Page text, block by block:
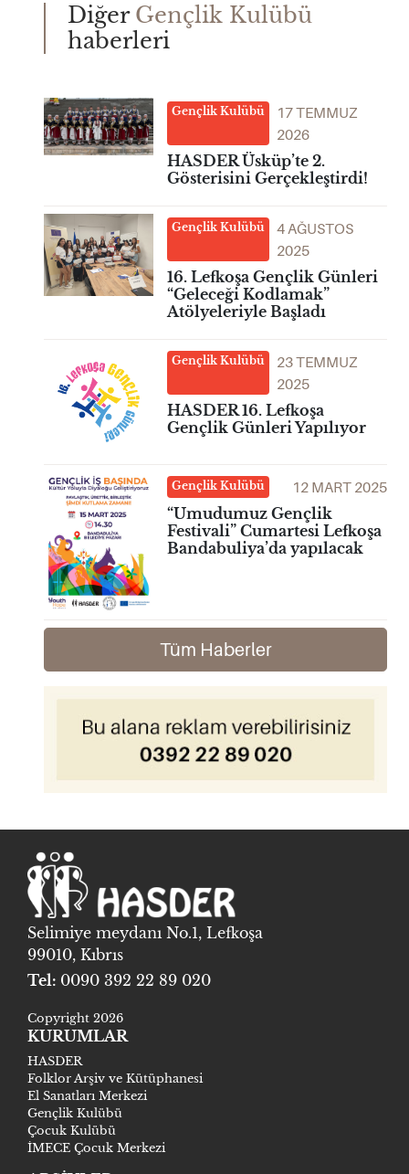
Diğer Gençlik Kulübü
haberleri
Gençlik Kulübü
17 TEMMUZ
2026
HASDER Üsküp’te 2.
Gösterisini Gerçekleştirdi!
Gençlik Kulübü
4 AĞUSTOS
2025
16. Lefkoşa Gençlik Günleri
“Geleceği Kodlamak”
Atölyeleriyle Başladı
Gençlik Kulübü
23 TEMMUZ
2025
HASDER 16. Lefkoşa
Gençlik Günleri Yapılıyor
Gençlik Kulübü
12 MART 2025
“Umudumuz Gençlik
Festivali” Cumartesi Lefkoşa
Bandabuliya’da yapılacak
Tüm Haberler
Selimiye meydanı No.1, Lefkoşa
99010, Kıbrıs
Tel: 0090 392 22 89 020
Copyright 2026
KURUMLAR
HASDER
Folklor Arşiv ve Kütüphanesi
El Sanatları Merkezi
Gençlik Kulübü
Çocuk Kulübü
İMECE Çocuk Merkezi